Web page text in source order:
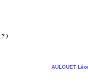
? )
AULOUET